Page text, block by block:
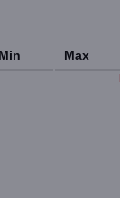
Min Max